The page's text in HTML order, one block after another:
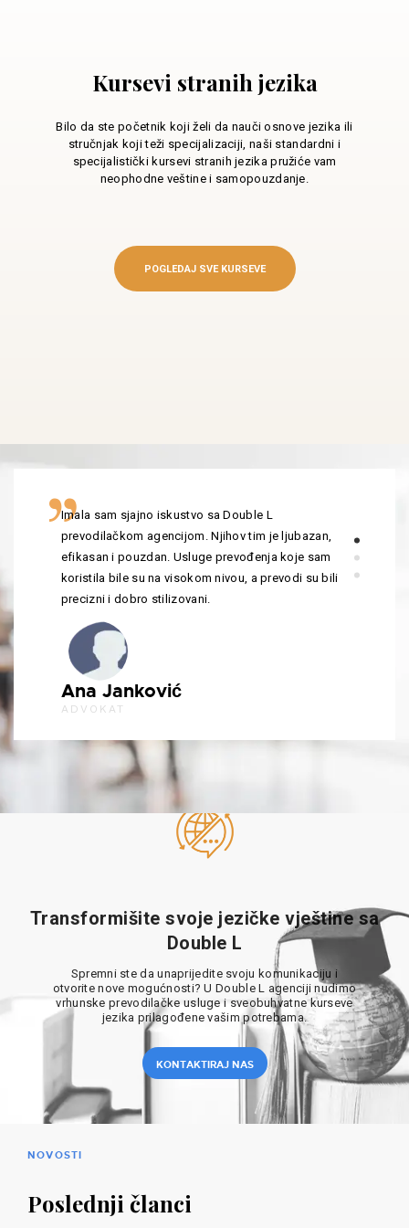
Kursevi stranih jezika
Bilo da ste početnik koji želi da nauči osnove jezika ili
stručnjak koji teži specijalizaciji, naši standardni i
specijalistički kursevi stranih jezika pružiće vam
neophodne veštine i samopouzdanje.
POGLEDAJ SVE KURSEVE
Imala sam sjajno iskustvo sa Double L
prevodilačkom agencijom. Njihov tim je ljubazan,
efikasan i pouzdan. Usluge prevođenja koje sam
koristila bile su na visokom nivou, a prevodi su bili
precizni i dobro stilizovani.
Ana Janković
ADVOKAT
Transformišite svoje jezičke vještine sa
Double L
Spremni ste da unaprijedite svoju komunikaciju i
otvorite nove mogućnosti? U Double L agenciji nudimo
vrhunske prevodilačke usluge i sveobuhvatne kurseve
jezika prilagođene vašim potrebama.
KONTAKTIRAJ NAS
NOVOSTI
Poslednji članci